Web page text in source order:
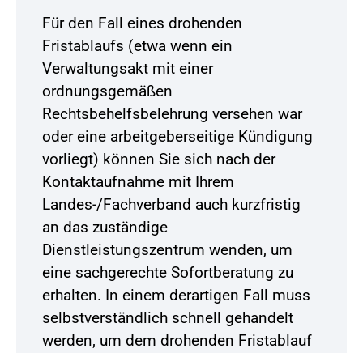
Für den Fall eines drohenden
Fristablaufs (etwa wenn ein
Verwaltungsakt mit einer
ordnungsgemäßen
Rechtsbehelfsbelehrung versehen war
oder eine arbeitgeberseitige Kündigung
vorliegt) können Sie sich nach der
Kontaktaufnahme mit Ihrem
Landes-/Fachverband auch kurzfristig
an das zuständige
Dienstleistungszentrum wenden, um
eine sachgerechte Sofortberatung zu
erhalten. In einem derartigen Fall muss
selbstverständlich schnell gehandelt
werden, um dem drohenden Fristablauf